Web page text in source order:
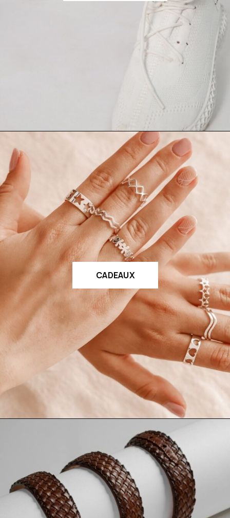
CADEAUX